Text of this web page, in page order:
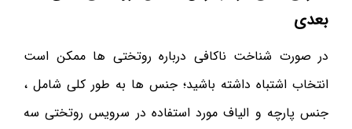
بعدی
در صورت شناخت ناکافی درباره روتختی ها ممکن است
انتخاب اشتباه داشته باشید؛ جنس ها به طور کلی شامل ،
جنس پارچه و الیاف مورد استفاده در سرویس روتختی سه